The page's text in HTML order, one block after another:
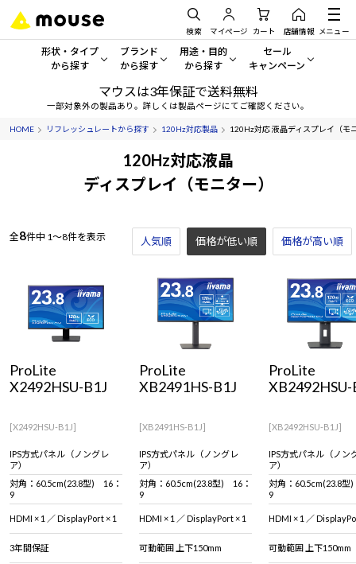
検索 マイページ カート 店舗情報 メニュー
形状・タイプ
から探す
形状・タイプから探す をすべてみる
デスクトップPC
ワークステーション
ディスプレイ
Windows 11 Copilot+ PC
ブランド
から探す
mouse
G TUNE
NEXTGEAR
MousePro
Windows 11|Copilot+ PC
用途・目的
から探す
一般向けパソコン
ゲーミングPC・ゲーム向けパソコン
クリエイティブ向け
学習向けパソコン
スペック/パーツ別
AIおすすめパソコン
Copilot+ PC
セール
キャンペーン
セール・キャンペー
期間限定セール
アウトレットパソコン
おすすめ目玉パソコン
今イチオシのパソコンをピ
Windows 11|Copilot+ PC
マウスは3年保証で送料無料
一部対象外の製品あり。詳しくは製品ページにてご確認ください。
HOME リフレッシュレートから探す 120Hz対応製品 120Hz対応 液晶ディスプレイ（モ
120Hz対応液晶
ディスプレイ（モニター）
全8件中 1～8件を表示 人気順 価格が低い順 価格が高い順
ProLite
X2492HSU-B1J
[X2492HSU-B1J]
IPS方式パネル（ノングレ
ア）
対角：60.5cm(23.8型) 16：
9
HDMI × 1 ／ DisplayPort × 1
3年間保証
ProLite
XB2491HS-B1J
[XB2491HS-B1J]
IPS方式パネル（ノングレ
ア）
対角：60.5cm(23.8型) 16：
9
HDMI × 1 ／ DisplayPort × 1
可動範囲 上下150mm
ProLite
XB2492HSU-
[XB2492HSU-B1J]
IPS方式パネル（ノン
ア）
対角：60.5cm(23.8
9
HDMI × 1 ／
可動範囲 上下150mm